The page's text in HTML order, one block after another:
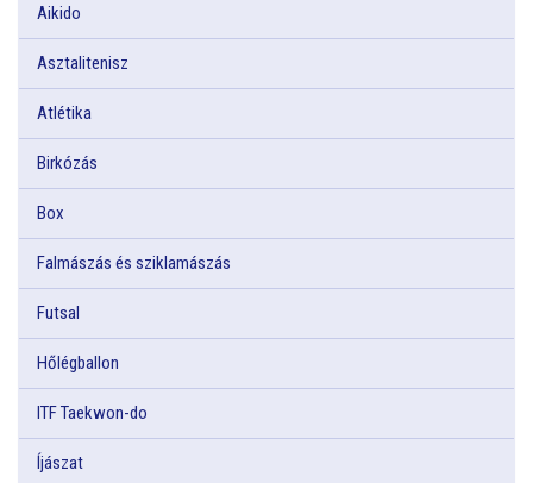
Aikido
Asztalitenisz
Atlétika
Birkózás
Box
Falmászás és sziklamászás
Futsal
Hőlégballon
ITF Taekwon-do
Íjászat